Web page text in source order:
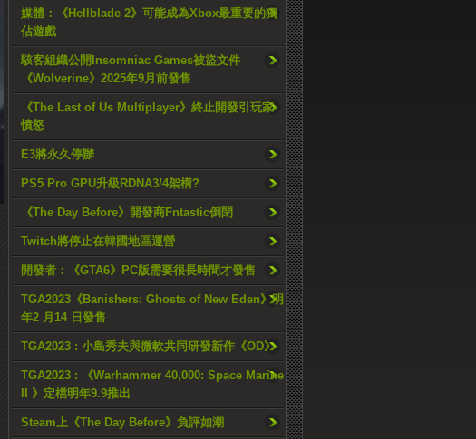
媒體：《Hellblade 2》可能成為Xbox最重要的獨
佔遊戲
駭客組織公開Insomniac Games被盜文件
《Wolverine》2025年9月前發售
《The Last of Us Multiplayer》終止開發引玩家
憤怒
E3將永久停辦
PS5 Pro GPU升級RDNA3/4架構?
《The Day Before》開發商Fntastic倒閉
Twitch將停止在韓國地區運營
開發者：《GTA6》PC版需要很長時間才發售
TGA2023《Banishers: Ghosts of New Eden》明
年2 月14 日發售
TGA2023 : 小島秀夫與微軟共同研發新作《OD》
TGA2023 : 《Warhammer 40,000: Space Marine
II 》定檔明年9.9推出
Steam上《The Day Before》負評如潮